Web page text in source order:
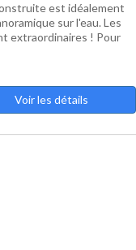
est idéalement
sur l'eau. Les
extraordinaires ! Pour
Voir les détails